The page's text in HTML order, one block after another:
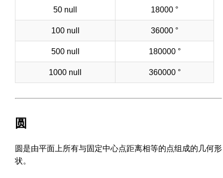
50 null 18000 °
100 null 36000 °
500 null 180000 °
1000 null 360000 °
圆
圆是由平面上所有与固定中心点距离相等的点组成的几何形
状。